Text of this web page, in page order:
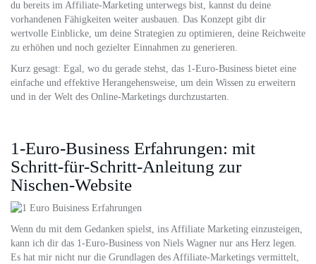
du bereits im Affiliate-Marketing unterwegs bist, kannst du deine
vorhandenen Fähigkeiten weiter ausbauen. Das Konzept gibt dir
wertvolle Einblicke, um deine Strategien zu optimieren, deine Reichweite
zu erhöhen und noch gezielter Einnahmen zu generieren.
Kurz gesagt: Egal, wo du gerade stehst, das 1-Euro-Business bietet eine
einfache und effektive Herangehensweise, um dein Wissen zu erweitern
und in der Welt des Online-Marketings durchzustarten.
1-Euro-Business Erfahrungen: mit
Schritt-für-Schritt-Anleitung zur
Nischen-Website
Wenn du mit dem Gedanken spielst, ins Affiliate Marketing einzusteigen,
kann ich dir das 1-Euro-Business von Niels Wagner nur ans Herz legen.
Es hat mir nicht nur die Grundlagen des Affiliate-Marketings vermittelt,